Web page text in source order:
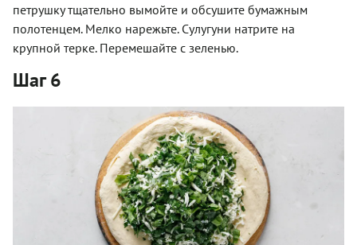
петрушку тщательно вымойте и обсушите бумажным
полотенцем. Мелко нарежьте. Сулугуни натрите на
крупной терке. Перемешайте с зеленью.
Шаг 6